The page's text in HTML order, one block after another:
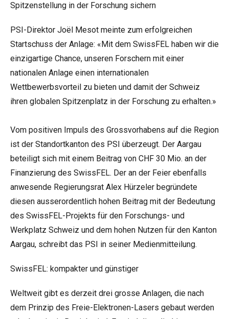
Spitzenstellung in der Forschung sichern
PSI-Direktor Joël Mesot meinte zum erfolgreichen
Startschuss der Anlage: «Mit dem SwissFEL haben wir die
einzigartige Chance, unseren Forschern mit einer
nationalen Anlage einen internationalen
Wettbewerbsvorteil zu bieten und damit der Schweiz
ihren globalen Spitzenplatz in der Forschung zu erhalten.»
Vom positiven Impuls des Grossvorhabens auf die Region
ist der Standortkanton des PSI überzeugt. Der Aargau
beteiligt sich mit einem Beitrag von CHF 30 Mio. an der
Finanzierung des SwissFEL. Der an der Feier ebenfalls
anwesende Regierungsrat Alex Hürzeler begründete
diesen ausserordentlich hohen Beitrag mit der Bedeutung
des SwissFEL-Projekts für den Forschungs- und
Werkplatz Schweiz und dem hohen Nutzen für den Kanton
Aargau, schreibt das PSI in seiner Medienmitteilung.
SwissFEL: kompakter und günstiger
Weltweit gibt es derzeit drei grosse Anlagen, die nach
dem Prinzip des Freie-Elektronen-Lasers gebaut werden